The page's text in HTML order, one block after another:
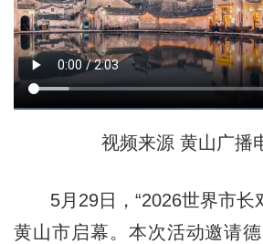
视频来源 黄山广播
5月29日，“2026世界市长
黄山市启幕。本次活动邀请